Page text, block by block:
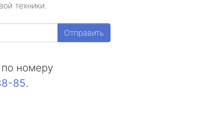
техники.
Отправить
номеру
85.